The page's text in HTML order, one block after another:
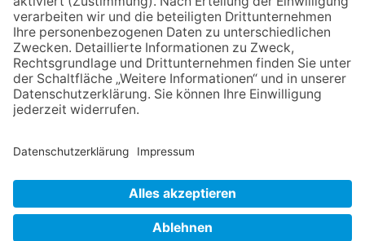
präsentiert sein neues
Programm „Changes“
06.08.2026
Hisamoto und Tölke begeistern
mit Werken von Walter
Wachsmuth
NACH OBEN
Datenschutz Netiquette FAQ